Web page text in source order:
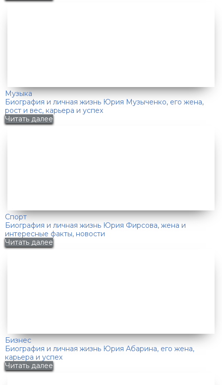
Музыка
Биография и личная жизнь Юрия Музыченко, его жена,
рост и вес, карьера и успех
Читать далее
Спорт
Биография и личная жизнь Юрия Фирсова, жена и
интересные факты, новости
Читать далее
Бизнес
Биография и личная жизнь Юрия Абарина, его жена,
карьера и успех
Читать далее